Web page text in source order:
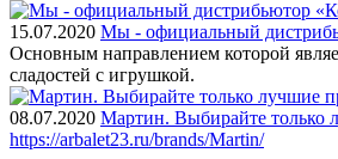
15.07.2020 Мы - официальный
Основным направлением которой
сладостей с игрушкой.
08.07.2020 Мартин. Выбирайте только
https://arbalet23.ru/brands/Martin/